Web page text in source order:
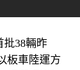
批38輛昨
板車陸運方